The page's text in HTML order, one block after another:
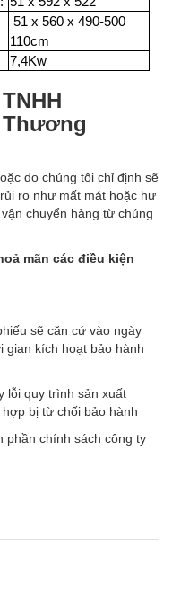
51 x 560 x 490-500
110cm
7,4Kw
do chúng tôi chỉ định sẽ
ro như mất mát hoặc hư
chuyển hàng từ chúng
mãn các điều kiện
sẽ căn cứ vào ngày
gian kích hoạt bảo hành
lỗi quy trình sản xuất
bị từ chối bảo hành
phần chính sách công ty